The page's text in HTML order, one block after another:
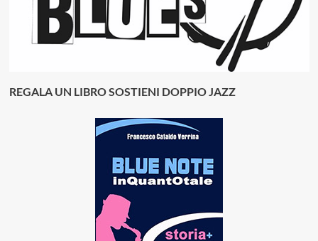
REGALA UN LIBRO SOSTIENI DOPPIO JAZZ